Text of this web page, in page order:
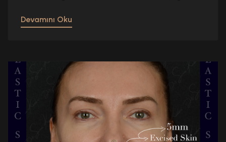
Devamını Oku